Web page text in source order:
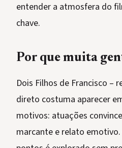
entender a atmosfera do
chave.
Por que muita
Dois Filhos de Francisco –
direto costuma aparecer
motivos: atuações
marcante e relato emotivo.